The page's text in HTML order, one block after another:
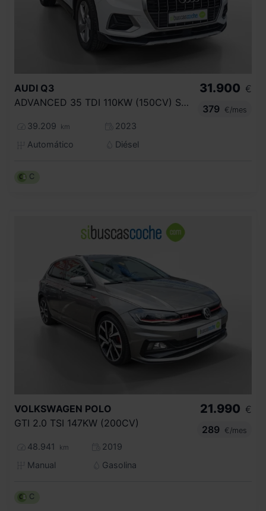
AUDI Q3
ADVANCED 35 TDI 110KW (150CV) S TRONIC
39.209 km
2023
Automático
Diésel
31.900 €
379
€/mes
C
VOLKSWAGEN POLO
GTI 2.0 TSI 147KW (200CV)
48.941 km
2019
Manual
Gasolina
21.990 €
289
€/mes
C